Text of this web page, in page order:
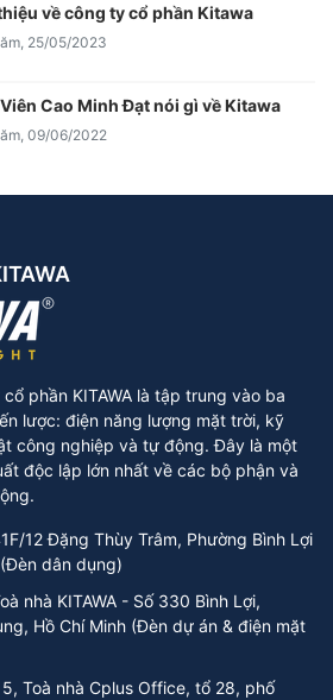
về công ty cổ phần Kitawa
25/05/2023
Cao Minh Đạt nói gì về Kitawa
09/06/2022
phần KITAWA là tập trung vào ba
lược: điện năng lượng mặt trời, kỹ
công nghiệp và tự động. Đây là một
độc lập lớn nhất về các bộ phận và
12 Đặng Thùy Trâm, Phường Bình Lợi
dân dụng)
nhà KITAWA - Số 330 Bình Lợi,
Hồ Chí Minh (Đèn dự án & điện mặt
Toà nhà Cplus Office, tổ 28, phố